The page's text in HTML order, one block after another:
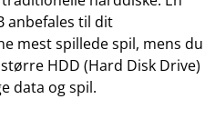
anbefales til dit
mest spillede spil, mens du
HDD (Hard Disk Drive)
data og spil.